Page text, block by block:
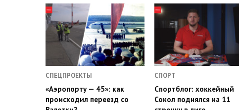
СПЕЦПРОЕКТЫ
«Аэропорту — 45»: как
происходил переезд со
СПОРТ
Спортблог: хоккейный
Сокол поднялся на 11